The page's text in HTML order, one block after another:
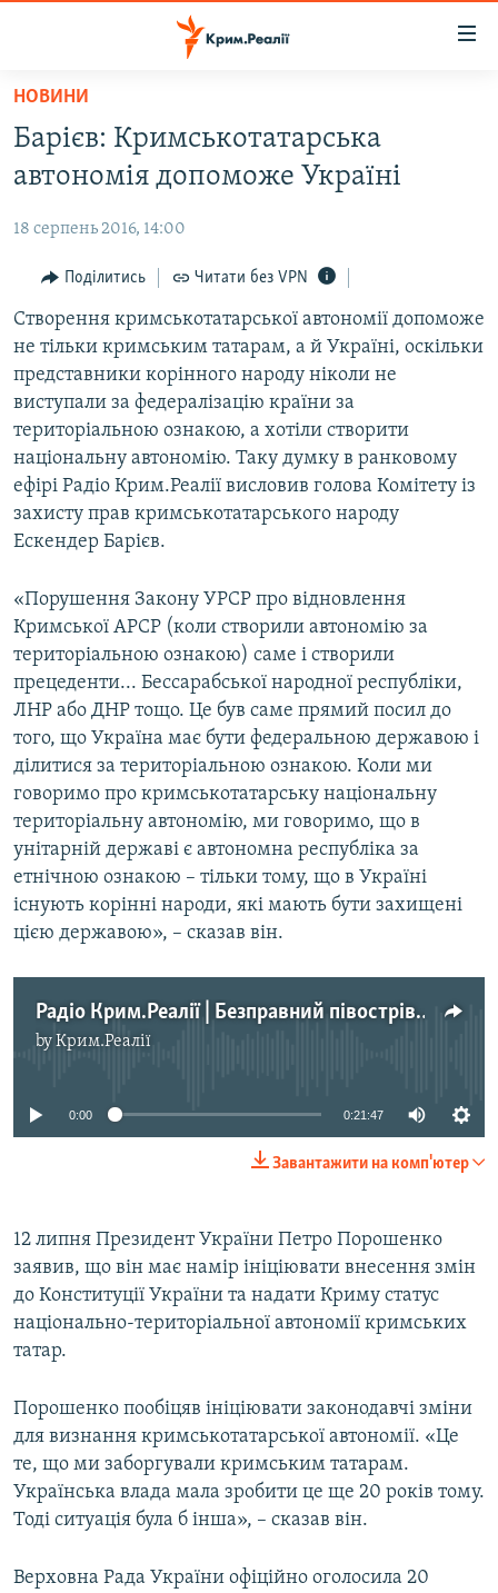
Перейти
основного
матеріалу
до
навігації
Перейти
до
пошуку
ВОДА.КРИМ
ПОЛІТИКА
БЛОГИ
ПОГЛЯД
ІНТЕРВ'Ю
ВСЕ ЗА ДЕНЬ
СПЕЦПРОЕКТИ
ДЕПОРТАЦІЯ
ВІДЕОУРОКИ «ELIFBE»
УКРАЇНСЬКА ПРОБЛЕМА КРИМУ
ЯК ОБІЙТИ БЛОКУВАННЯ
Русский
ДОЛУЧАЙСЯ!
Усі сайти RFE/RL
НОВИНИ
Барієв: Кримськотатарська
автономія допоможе Україні
18 серпень 2016, 14:00
Поділитись Читати без VPN
Створення кримськотатарської автономії допоможе
не тільки кримським татарам, а й Україні, оскільки
представники корінного народу ніколи не
виступали за федералізацію країни за
територіальною ознакою, а хотіли створити
національну автономію. Таку думку в ранковому
ефірі Радіо Крим.Реалії висловив голова Комітету із
захисту прав кримськотатарського народу
Ескендер Барієв.
«Порушення Закону УРСР про відновлення
Кримської АРСР (коли створили автономію за
територіальною ознакою) саме і створили
прецеденти... Бессарабської народної республіки,
ЛНР або ДНР тощо. Це був саме прямий посил до
того, що Україна має бути федеральною державою і
ділитися за територіальною ознакою. Коли ми
говоримо про кримськотатарську національну
територіальну автономію, ми говоримо, що в
унітарній державі є автономна республіка за
етнічною ознакою – тільки тому, що в Україні
існують корінні народи, які мають бути захищені
цією державою», – сказав він.
Радіо Крим.Реалії | Безправний півострів. Як боротися за права людини в анексованому Криму
byКрим.Реалії
0:00 0:21:47
Завантажити на комп'ютер
12 липня Президент України Петро Порошенко
заявив, що він має намір ініціювати внесення змін
до Конституції України та надати Криму статус
національно-територіальної автономії кримських
татар.
Порошенко пообіцяв ініціювати законодавчі зміни
для визнання кримськотатарської автономії. «Це
те, що ми заборгували кримським татарам.
Українська влада мала зробити це ще 20 років тому.
Тоді ситуація була б інша», – сказав він.
Верховна Рада України офіційно оголосила 20